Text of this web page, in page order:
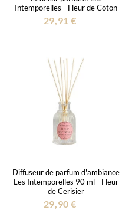
Intemporelles - Fleur de Coton
29,91 €
Diffuseur de parfum d'ambiance
Les Intemporelles 90 ml - Fleur
de Cerisier
29,90 €